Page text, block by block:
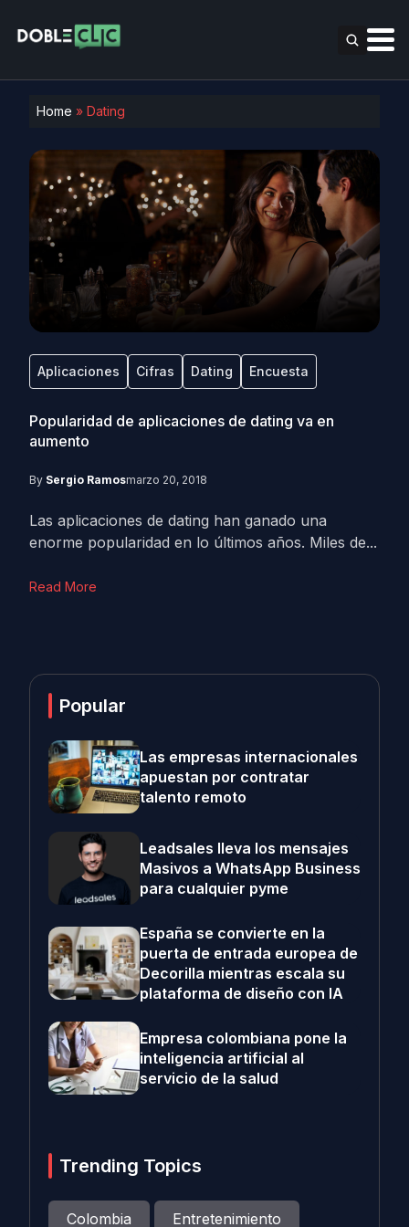
Home » Dating
Aplicaciones Cifras Dating Encuesta
Popularidad de aplicaciones de dating va en
aumento
By Sergio Ramosmarzo 20, 2018
Las aplicaciones de dating han ganado una
enorme popularidad en lo últimos años. Miles de...
Read More
Popular
Las empresas internacionales
apuestan por contratar
talento remoto
Leadsales lleva los mensajes
Masivos a WhatsApp Business
para cualquier pyme
España se convierte en la
puerta de entrada europea de
Decorilla mientras escala su
plataforma de diseño con IA
Empresa colombiana pone la
inteligencia artificial al
servicio de la salud
Trending Topics
Colombia Entretenimiento